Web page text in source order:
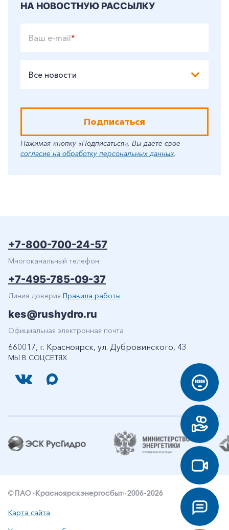
НА НОВОСТНУЮ РАССЫЛКУ
Ваш e-mail*
Все новости
Подписаться
Нажимая кнопку «Подписаться», Вы даете свое
согласие на обработку персональных данных.
МЫ В СОЦСЕТЯХ
+7-800-700-24-57
Многоканальный телефон
+7-495-785-09-37
Линия доверия Правила работы
kes@rushydro.ru
Официальная электронная почта
660017, г. Красноярск, ул. Дубровинского, 43
© ПАО «Красноярскэнергосбыт» 2006-2026
Карта сайта